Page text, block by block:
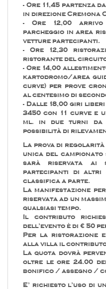
- Ore 11,45 partenza
in direzione Cremona
- Ore 12,00
parcheggio in area
vetture partecipanti.
- Ore 12,30
ristorante del
- Ore 14,00
kartodromo/area
curve) per prove
al centesimo di
- Dalle 18,00 giri
3450 con 11 curve e
ml. in due turni da
possibilità di
La prova di regolarità
unica del campionato
sarà riservata ai
partecipanti di altri
classifica a parte.
La manifestazione
riservata ad un
qualsiasi tempo.
Il contributo
dell’evento è di € 50
Per la ristorazione
alla villa il contributo
La quota dovrà
oltre le ore 24.00
bonifico / assegno /
E’ richiesto l’uso di